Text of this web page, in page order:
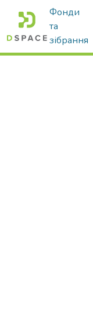
Фонди
та
зібрання